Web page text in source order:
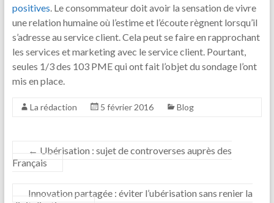
positives. Le consommateur doit avoir la sensation de vivre
une relation humaine où l’estime et l’écoute règnent lorsqu’il
s’adresse au service client. Cela peut se faire en rapprochant
les services et marketing avec le service client. Pourtant,
seules 1/3 des 103 PME qui ont fait l’objet du sondage l’ont
mis en place.
La rédaction 5 février 2016 Blog
← Ubérisation : sujet de controverses auprès des
Français
Innovation partagée : éviter l’ubérisation sans renier la